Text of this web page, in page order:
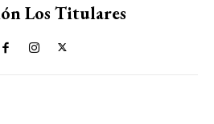
Los Titulares